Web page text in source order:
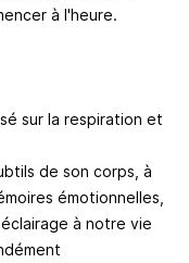
à l'heure.
sur la respiration et
de son corps, à
émotionnelles,
à notre vie